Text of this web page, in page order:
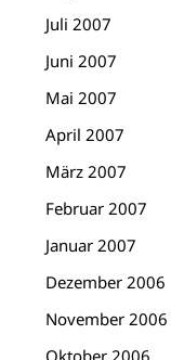
Juli 2007
Juni 2007
Mai 2007
April 2007
März 2007
Februar 2007
Januar 2007
Dezember 2006
November 2006